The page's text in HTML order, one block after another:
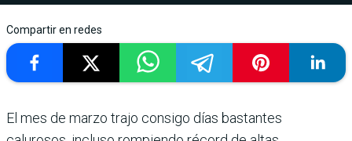
Compartir en redes
El mes de marzo trajo consigo días bastantes